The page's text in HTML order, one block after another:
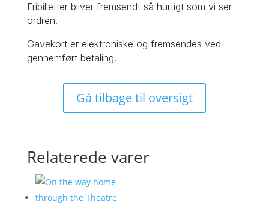
Fribilletter bliver fremsendt så hurtigt som vi ser
ordren.
Gavekort er elektroniske og fremsendes ved
gennemført betaling.
Gå tilbage til oversigt
Relaterede varer